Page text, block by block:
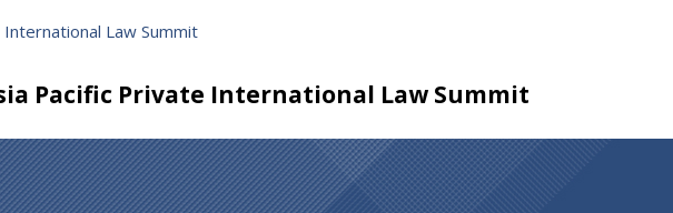
Law Summit
Pacific Private International Law Summit